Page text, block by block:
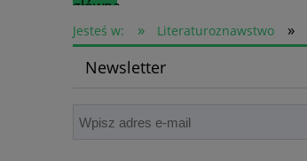
Skup książek
Jesteś w: » Literaturoznawstwo »
Newsletter